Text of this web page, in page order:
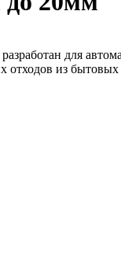
для
отходов из бытовых